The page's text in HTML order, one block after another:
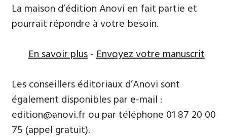
La maison d’édition Anovi en fait partie et
pourrait répondre à votre besoin.
En savoir plus-Envoyez votre manuscrit
Les conseillers éditoriaux d’Anovi sont
également disponibles par e-mail :
edition@anovi.fr ou par téléphone ​​0​1 87 20 00
75 (appel gratuit).